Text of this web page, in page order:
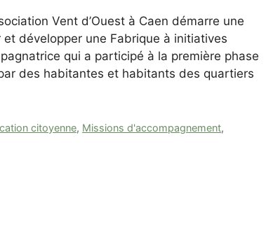
Vent d’Ouest à Caen démarre une
développer une Fabrique à initiatives
qui a participé à la première phase
des habitantes et habitants des quartiers
citoyenne, Missions d'accompagnement,